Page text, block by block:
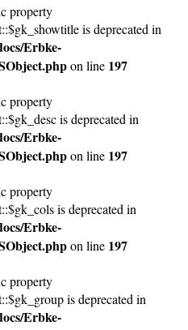
property
is deprecated in
Erbke-
on line 197
property
is deprecated in
Erbke-
on line 197
property
is deprecated in
Erbke-
on line 197
property
is deprecated in
Erbke-